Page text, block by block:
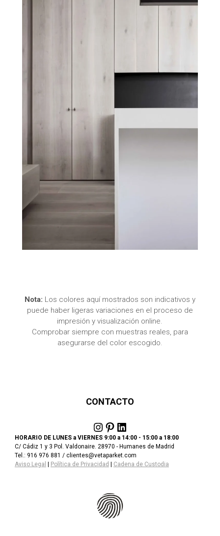
Nota: Los colores aquí mostrados son indicativos y
puede haber ligeras variaciones en el proceso de
impresión y visualización online.
Comprobar siempre con muestras reales, para
asegurarse del color escogido.
CONTACTO
Instagram Pinterest LinkedIn
HORARIO DE LUNES a VIERNES 9:00 a 14:00 - 15:00 a 18:00
C/ Cádiz 1 y 3 Pol. Valdonaire. 28970 - Humanes de Madrid
Tel.: 916 976 881 / clientes@vetaparket.com
Aviso Legal
Política de Privacidad Cadena de Custodia